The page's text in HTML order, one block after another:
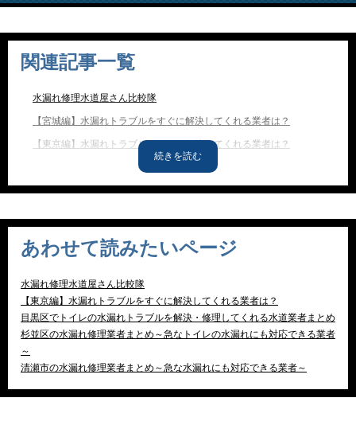
関連記事一覧
水漏れ修理水道屋さん比較隊
【宮城編】水漏れトラブルをすぐに解決してくれる業者は？
【東京編】水漏れトラブルをすぐに解決してくれる業者は？
【神奈川編】水漏れトラブルをすぐに解決してくれる業者は？
水漏れを起こす場所ごとに修理方法を解説するぞ！
知っておきたい！水道豆知識
水漏れ経験者の声
【埼玉編】水漏れトラブルをすぐに解決してくれる業者は？
【栃木編】水漏れトラブルをすぐに解決してくれる業者は？
【茨城編】水漏れトラブルをすぐに解決してくれる業者は？
【北海道編】水漏れトラブルをすぐに解決してくれる業者は？
あわせて読みたいページ
水漏れ修理水道屋さん比較隊
【東京編】水漏れトラブルをすぐに解決してくれる業者は？
目黒区でトイレの水漏れトラブルを解決・修理してくれる水道業者まとめ
杉並区の水漏れ修理業者まとめ～急なトイレの水漏れにも対応できる業者
～
清瀬市の水漏れ修理業者まとめ～急な水漏れにも対応できる業者～